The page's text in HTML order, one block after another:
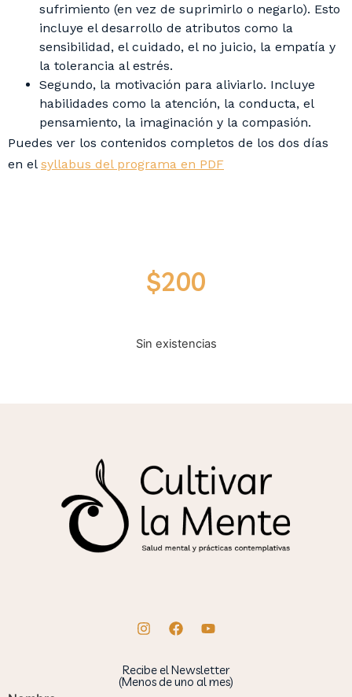
sufrimiento (en vez de suprimirlo o negarlo). Esto
incluye el desarrollo de atributos como la
sensibilidad, el cuidado, el no juicio, la empatía y
la tolerancia al estrés.
Segundo, la motivación para aliviarlo. Incluye
habilidades como la atención, la conducta, el
pensamiento, la imaginación y la compasión.
Puedes ver los contenidos completos de los dos días
en el syllabus del programa en PDF
$200
Sin existencias
Recibe el Newsletter
(Menos de uno al mes)